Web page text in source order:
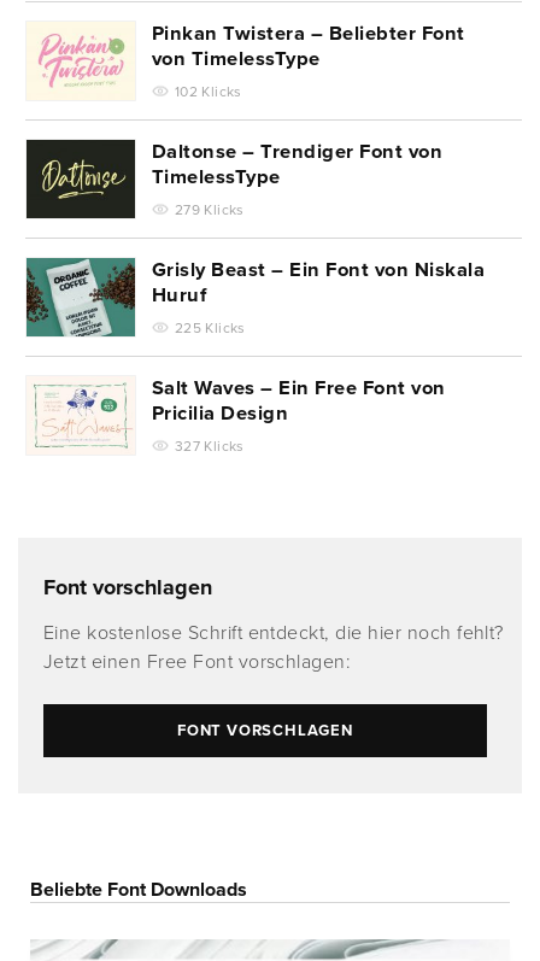
Pinkan Twistera – Beliebter Font
von TimelessType
102 Klicks
Daltonse – Trendiger Font von
TimelessType
279 Klicks
Grisly Beast – Ein Font von Niskala
Huruf
225 Klicks
Salt Waves – Ein Free Font von
Pricilia Design
327 Klicks
Font vorschlagen
Eine kostenlose Schrift entdeckt, die hier noch fehlt?
Jetzt einen Free Font vorschlagen:
FONT VORSCHLAGEN
Beliebte Font Downloads